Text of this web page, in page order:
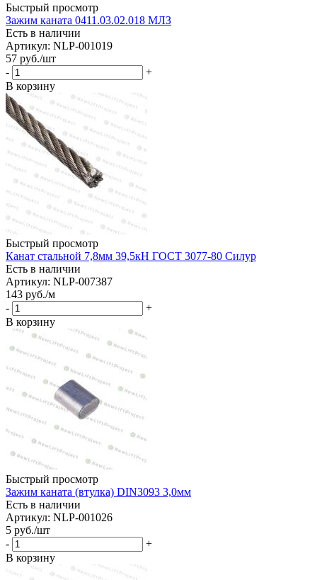
Быстрый просмотр
Зажим каната 0411.03.02.018 МЛЗ
Есть в наличии
Артикул: NLP-001019
57 руб./шт
-
+
В корзину
Быстрый просмотр
Канат стальной 7,8мм 39,5кН ГОСТ 3077-80 Силур
Есть в наличии
Артикул: NLP-007387
143 руб./м
-
+
В корзину
Быстрый просмотр
Зажим каната (втулка) DIN3093 3,0мм
Есть в наличии
Артикул: NLP-001026
5 руб./шт
-
+
В корзину